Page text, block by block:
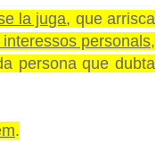
la juga, que arrisca
personals,
persona que dubta
.